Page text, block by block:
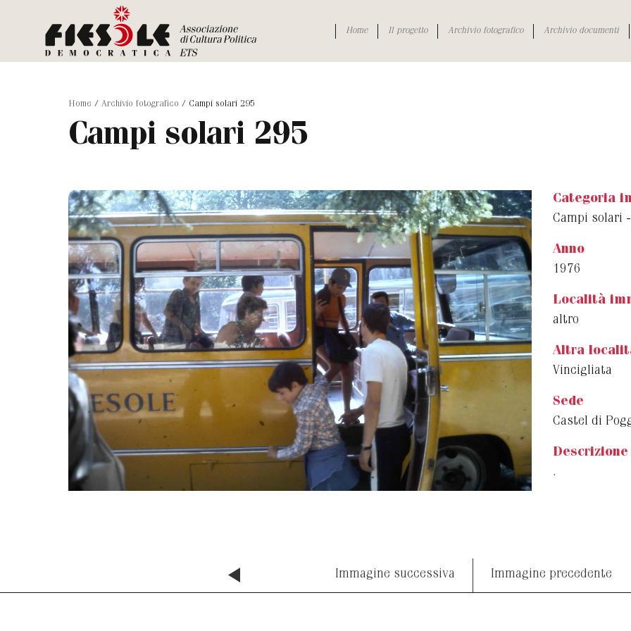
Home Il progetto Archivio fotografico Archivio documenti
Home / Archivio fotografico / Campi solari 295
Campi solari 295
Categoria
Campi solari
Anno
1976
Località
altro
Altra
Vincigliata
Sede
Castel di
Descrizione
.
Immagine successiva Immagine precedente